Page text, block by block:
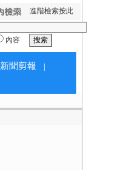
進階檢索按此
內容
新聞剪報 |